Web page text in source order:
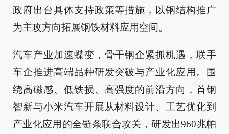
政府出台具体支持政策等措施，以钢结构推广
为主攻方向拓展钢铁材料应用空间。
汽车产业加速蝶变，骨干钢企紧抓机遇，联手
车企推进高端品种研发突破与产业化应用。围
绕高磁感、低铁损、高强度的前沿方向，首钢
智新与小米汽车开展从材料设计、工艺优化到
产业化应用的全链条联合攻关，研发出960兆帕